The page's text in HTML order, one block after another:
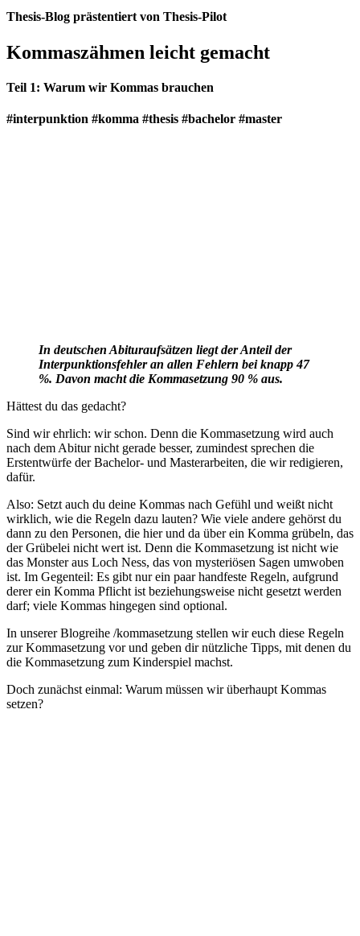
Thesis-Blog prästentiert von Thesis-Pilot
Kommaszähmen leicht gemacht
Teil 1: Warum wir Kommas brauchen
#interpunktion #komma #thesis #bachelor #master
In deutschen Abituraufsätzen liegt der Anteil der
Interpunktionsfehler an allen Fehlern bei knapp 47
%. Davon macht die Kommasetzung 90 % aus.
Hättest du das gedacht?
Sind wir ehrlich: wir schon. Denn die Kommasetzung wird auch
nach dem Abitur nicht gerade besser, zumindest sprechen die
Erstentwürfe der Bachelor- und Masterarbeiten, die wir redigieren,
dafür.
Also: Setzt auch du deine Kommas nach Gefühl und weißt nicht
wirklich, wie die Regeln dazu lauten? Wie viele andere gehörst du
dann zu den Personen, die hier und da über ein Komma grübeln, das
der Grübelei nicht wert ist. Denn die Kommasetzung ist nicht wie
das Monster aus Loch Ness, das von mysteriösen Sagen umwoben
ist. Im Gegenteil: Es gibt nur ein paar handfeste Regeln, aufgrund
derer ein Komma Pflicht ist beziehungsweise nicht gesetzt werden
darf; viele Kommas hingegen sind optional.
In unserer Blogreihe /kommasetzung stellen wir euch diese Regeln
zur Kommasetzung vor und geben dir nützliche Tipps, mit denen du
die Kommasetzung zum Kinderspiel machst.
Doch zunächst einmal: Warum müssen wir überhaupt Kommas
setzen?